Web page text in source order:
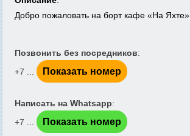
Добро пожаловать на борт кафе «На Яхте»
Позвонить без посредников:
+7 ...
Показать номер
Написать на Whatsapp:
+7 ...
Показать номер